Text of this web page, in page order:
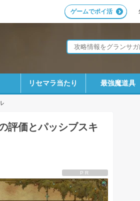
ゲームでポイ活
リセマラ当たり 最強魔道具
評価とパッシブスキ
PR